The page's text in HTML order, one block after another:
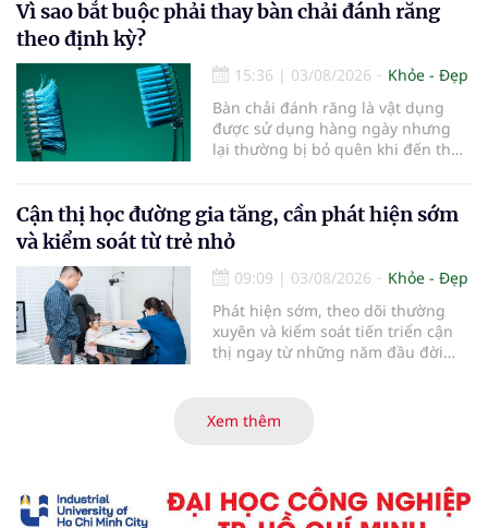
Vì sao bắt buộc phải thay bàn chải đánh răng
theo định kỳ?
15:36 | 03/08/2026
Khỏe - Đẹp
Bàn chải đánh răng là vật dụng
được sử dụng hàng ngày nhưng
lại thường bị bỏ quên khi đến thời
bàn chải quá lâu có thể làm giảm
hiệu quả làm sạch và ảnh hưởng
đến sức khỏe răng miệng...
Cận thị học đường gia tăng, cần phát hiện sớm
và kiểm soát từ trẻ nhỏ
09:09 | 03/08/2026
Khỏe - Đẹp
Phát hiện sớm, theo dõi thường
xuyên và kiểm soát tiến triển cận
thị ngay từ những năm đầu đời
trẻ. Đây cũng là định hướng của
Trung tâm Nhãn nhi và Kiểm soát
Xem thêm